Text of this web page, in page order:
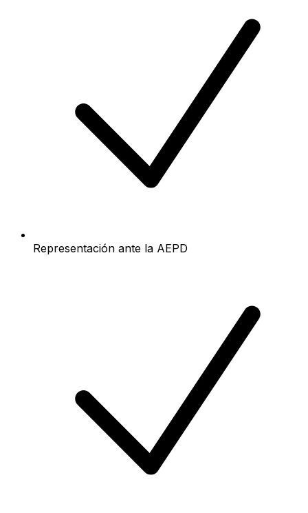
Representación ante la AEPD